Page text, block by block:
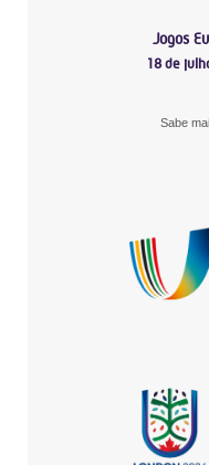
Jogos
18 de
Sabe